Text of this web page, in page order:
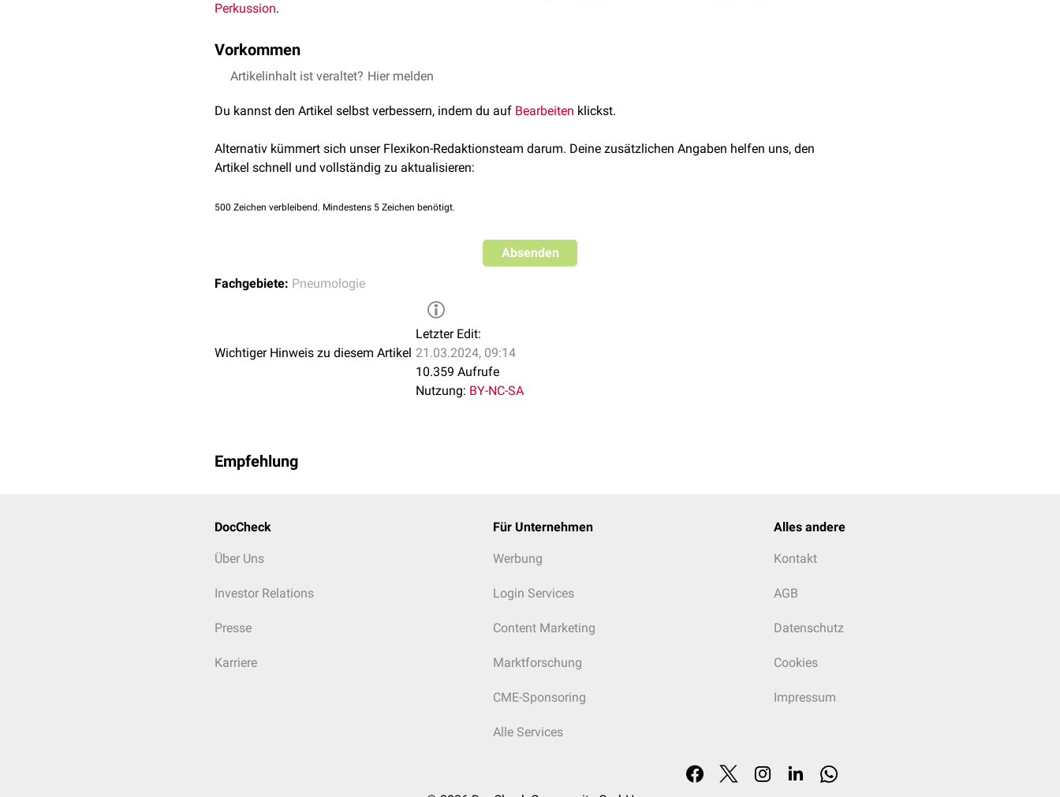
Perkussion.
Vorkommen
ausgeprägtesLungenemphysem
Artikelinhalt ist veraltet? Hier melden
Du kannst den Artikel selbst verbessern, indem du auf Bearbeiten klickst.
Alternativ kümmert sich unser Flexikon-Redaktionsteam darum. Deine zusätzlichen Angaben helfen uns, den
Artikel schnell und vollständig zu aktualisieren:
500 Zeichen verbleibend. Mindestens 5 Zeichen benötigt.
Absenden
Fachgebiete: Pneumologie
Wichtiger Hinweis zu diesem Artikel
Letzter Edit:
21.03.2024, 09:14
10.359 Aufrufe
Nutzung: BY-NC-SA
Empfehlung
DocCheck
Über Uns
Investor Relations
Presse
Karriere
Für Unternehmen
Werbung
Login Services
Content Marketing
Marktforschung
CME-Sponsoring
Alle Services
Alles andere
Kontakt
AGB
Datenschutz
Cookies
Impressum